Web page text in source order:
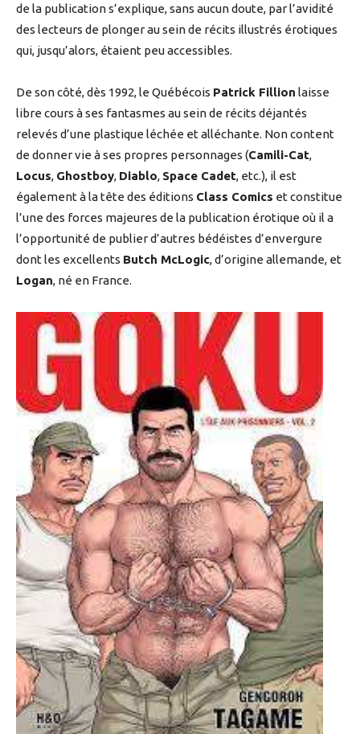
de la publication s’explique, sans aucun doute, par l’avidité
des lecteurs de plonger au sein de récits illustrés érotiques
qui, jusqu’alors, étaient peu accessibles.
De son côté, dès 1992, le Québécois Patrick Fillion laisse
libre cours à ses fantasmes au sein de récits déjantés
relevés d’une plastique léchée et alléchante. Non content
de donner vie à ses propres personnages (Camili-Cat,
Locus, Ghostboy, Diablo, Space Cadet, etc.), il est
également à la tête des éditions Class Comics et constitue
l’une des forces majeures de la publication érotique où il a
l’opportunité de publier d’autres bédéistes d’envergure
dont les excellents Butch McLogic, d’origine allemande, et
Logan, né en France.